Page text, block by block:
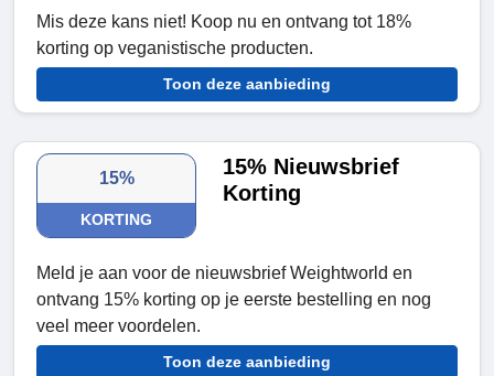
Mis deze kans niet! Koop nu en ontvang tot 18%
korting op veganistische producten.
Toon deze aanbieding
15%
KORTING
15% Nieuwsbrief
Korting
Meld je aan voor de nieuwsbrief Weightworld en
ontvang 15% korting op je eerste bestelling en nog
veel meer voordelen.
Toon deze aanbieding